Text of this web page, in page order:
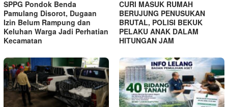
SPPG Pondok Benda
Pamulang Disorot, Dugaan
Izin Belum Rampung dan
Keluhan Warga Jadi Perhatian
Kecamatan
CURI MASUK RUMAH
BERUJUNG PENUSUKAN
BRUTAL, POLISI BEKUK
PELAKU ANAK DALAM
HITUNGAN JAM